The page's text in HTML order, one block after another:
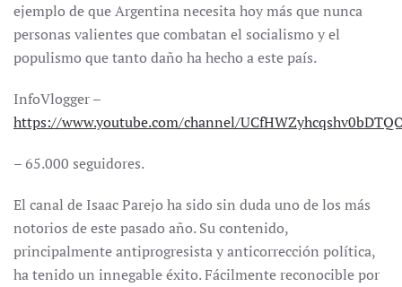
ejemplo de que Argentina necesita hoy más que nunca
personas valientes que combatan el socialismo y el
populismo que tanto daño ha hecho a este país.
InfoVlogger –
https://www.youtube.com/channel/
– 65.000 seguidores.
El canal de Isaac Parejo ha sido sin duda uno de los más
notorios de este pasado año. Su contenido,
principalmente antiprogresista y anticorrección política,
ha tenido un innegable éxito. Fácilmente reconocible por